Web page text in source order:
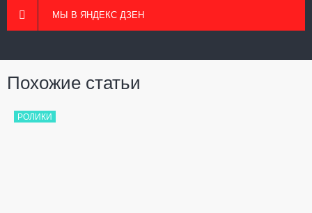
МЫ В ЯНДЕКС ДЗЕН
Похожие статьи
РОЛИКИ